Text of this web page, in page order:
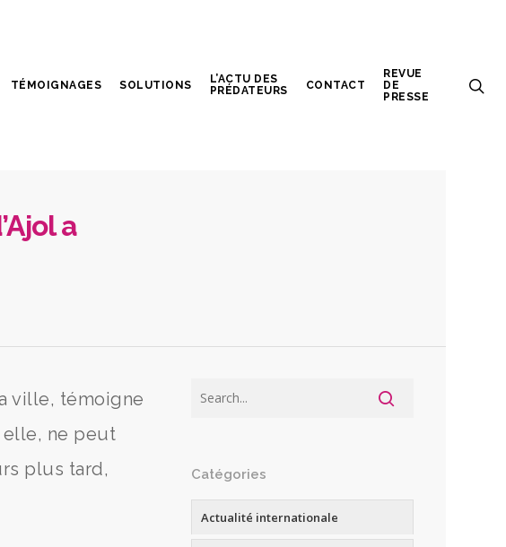
TÉMOIGNAGES SOLUTIONS
L’ACTU DES
PRÉDATEURS
CONTACT
REVUE
DE
PRESSE
a
ville, témoigne
elle, ne peut
plus tard,
Catégories
Actualité internationale